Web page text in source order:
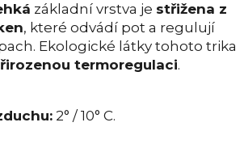
základní vrstva je střižena z
, které odvádí pot a regulují
Ekologické látky tohoto trika
termoregulaci.
2° / 10° C.